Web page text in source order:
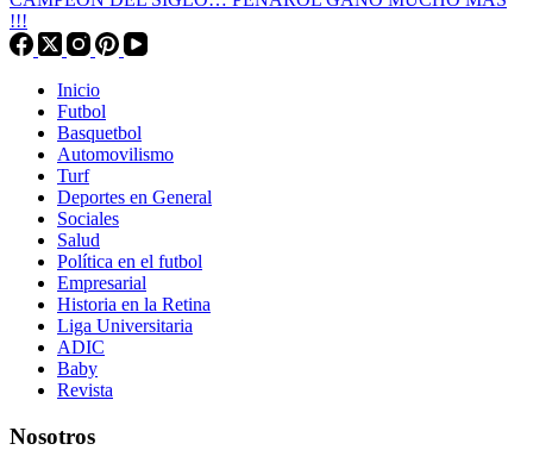
!!!
Inicio
Futbol
Basquetbol
Automovilismo
Turf
Deportes en General
Sociales
Salud
Política en el futbol
Empresarial
Historia en la Retina
Liga Universitaria
ADIC
Baby
Revista
Nosotros